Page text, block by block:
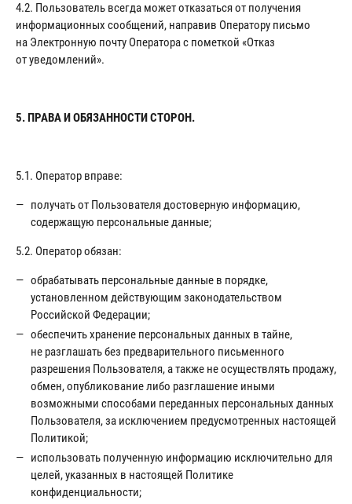
4.2. Пользователь всегда может отказаться от получения
информационных сообщений, направив Оператору письмо
на Электронную почту Оператора с пометкой «Отказ
от уведомлений».
5. ПРАВА И ОБЯЗАННОСТИ СТОРОН.
5.1. Оператор вправе:
получать от Пользователя достоверную информацию,
содержащую персональные данные;
5.2. Оператор обязан:
обрабатывать персональные данные в порядке,
установленном действующим законодательством
Российской Федерации;
обеспечить хранение персональных данных в тайне,
не разглашать без предварительного письменного
разрешения Пользователя, а также не осуществлять продажу,
обмен, опубликование либо разглашение иными
возможными способами переданных персональных данных
Пользователя, за исключением предусмотренных настоящей
Политикой;
использовать полученную информацию исключительно для
целей, указанных в настоящей Политике
конфиденциальности;